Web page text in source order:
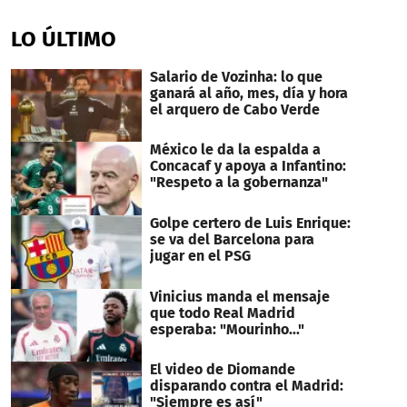
of
1
26
seconds
LO ÚLTIMO
Salario de Vozinha: lo que
ganará al año, mes, día y hora
el arquero de Cabo Verde
México le da la espalda a
Concacaf y apoya a Infantino:
"Respeto a la gobernanza"
Golpe certero de Luis Enrique:
se va del Barcelona para
jugar en el PSG
Vinicius manda el mensaje
que todo Real Madrid
esperaba: "Mourinho..."
El video de Diomande
disparando contra el Madrid:
"Siempre es así"